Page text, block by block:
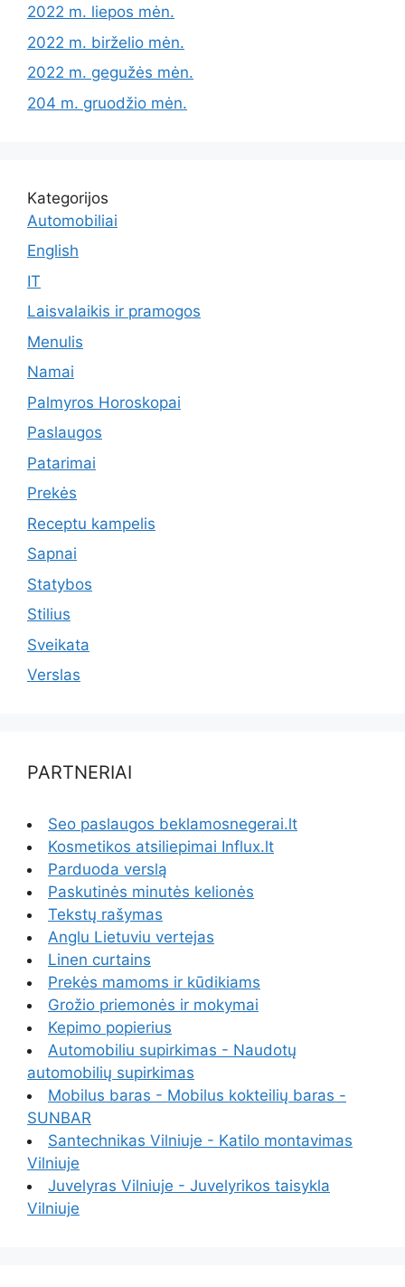
2022 m. liepos mėn.
2022 m. birželio mėn.
2022 m. gegužės mėn.
204 m. gruodžio mėn.
Kategorijos
Automobiliai
English
IT
Laisvalaikis ir pramogos
Menulis
Namai
Palmyros Horoskopai
Paslaugos
Patarimai
Prekės
Receptu kampelis
Sapnai
Statybos
Stilius
Sveikata
Verslas
PARTNERIAI
Seo paslaugos beklamosnegerai.lt
Kosmetikos atsiliepimai Influx.lt
Parduoda verslą
Paskutinės minutės kelionės
Tekstų rašymas
Anglu Lietuviu vertejas
Linen curtains
Prekės mamoms ir kūdikiams
Grožio priemonės ir mokymai
Kepimo popierius
Automobiliu supirkimas - Naudotų
automobilių supirkimas
Mobilus baras - Mobilus kokteilių baras -
SUNBAR
Santechnikas Vilniuje - Katilo montavimas
Vilniuje
Juvelyras Vilniuje - Juvelyrikos taisykla
Vilniuje